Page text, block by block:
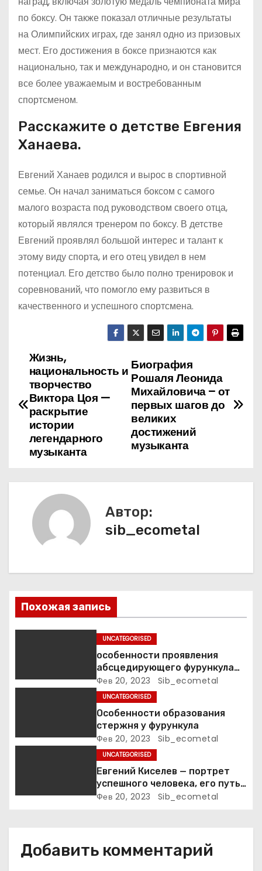
по боксу. Он также показал отличные результаты
на Олимпийских играх, где занял одно из призовых
мест. Его достижения в боксе признаются как
национально, так и международно, и он становится
все более уважаемым и востребованным
спортсменом.
Расскажите о детстве Евгения
Ханаева.
Евгений Ханаев родился и вырос в спортивной
семье. Он начал заниматься боксом с самого
малого возраста под руководством своего отца,
который являлся тренером по боксу. В детстве
Евгений проявлял большой интерес и талант к
этому виду спорта, и его отец увидел в нем
потенциал. Его детство было полно тренировок и
соревнований, что помогло ему развиться в
качественного и успешного спортсмена.
Н
в
а
о
з
п
с
Биография
Рошаля Леонида
Михайловича – от
первых шагов до
великих
достижений
музыканта
Жизнь,
национальность и
творчество
Виктора Цоя —
раскрытие
истории
легендарного
музыканта
Автор:
sib_ecometal
Похожая запись
UNCATEGORISED
особенности проявления
абсцедирующего фурункула
код по МКБ-10
Фев 20, 2023 Sib_ecometal
UNCATEGORISED
Особенности образования
стержня у фурункула
Фев 20, 2023 Sib_ecometal
UNCATEGORISED
Евгений Киселев — портрет
успешного человека, его путь
к славе и личное счастье
Фев 20, 2023 Sib_ecometal
Добавить комментарий